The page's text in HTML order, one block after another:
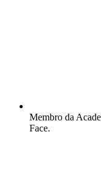
Membro da
Face.